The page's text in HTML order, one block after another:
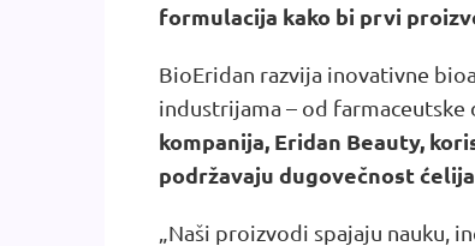
formulacija kako bi prvi
BioEridan razvija inovativne
industrijama – od farmaceutske
kompanija, Eridan Beauty,
podržavaju dugovečnost
„Naši proizvodi spajaju nauku,